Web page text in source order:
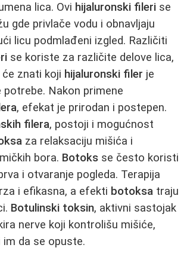
lica. Ovi hijaluronski fileri se
gde privlače vodu i obnavljaju
licu podmlađeni izgled. Različiti
se koriste za različite delove lica,
znati koji hijaluronski filer je
potrebe. Nakon primene
, efekat je prirodan i postepen.
filera, postoji i mogućnost
za relaksaciju mišića i
bora. Botoks se često koristi
i otvaranje pogleda. Terapija
i efikasna, a efekti botoksa traju
Botulinski toksin, aktivni sastojak
nerve koji kontrolišu mišiće,
da se opuste.